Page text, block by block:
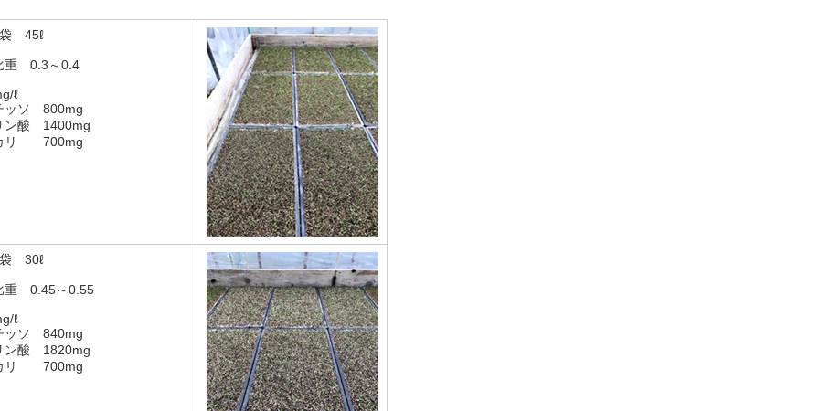
45ℓ
重 0.3～0.4
ℓ
ッソ 800mg
ン酸 1400mg
リ 700mg
30ℓ
重 0.45～0.55
ℓ
ッソ 840mg
ン酸 1820mg
リ 700mg